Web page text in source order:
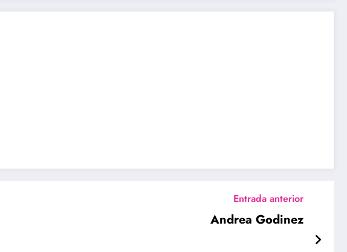
Entrada anterior
Andrea Godinez